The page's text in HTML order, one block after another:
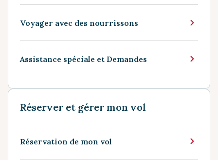
Voyager avec des nourrissons
Assistance spéciale et Demandes
Réserver et gérer mon vol
Réservation de mon vol